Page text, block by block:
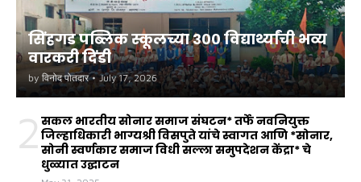
सिंहगड पब्लिक स्कूलच्या ३०० विद्यार्थ्यांची भव्य
वारकरी दिंडी
by विनोद पोतदार • July 17, 2026
2 सकल भारतीय सोनार समाज संघटन* तर्फे नवनियुक्त
जिल्हाधिकारी भाग्यश्री विसपुते यांचे स्वागत आणि *सोनार,
सोनी स्वर्णकार समाज विधी सल्ला समुपदेशन केंद्रा* चे
धुळ्यात उद्घाटन